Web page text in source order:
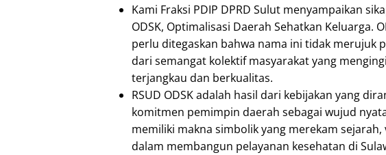
Kami Fraksi PDIP DPRD Sulut menyampaikan
ODSK, Optimalisasi Daerah Sehatkan Keluarga.
perlu ditegaskan bahwa nama ini tidak merujuk
dari semangat kolektif masyarakat yang
terjangkau dan berkualitas.
RSUD ODSK adalah hasil dari kebijakan yang
komitmen pemimpin daerah sebagai wujud
memiliki makna simbolik yang merekam
dalam membangun pelayanan kesehatan di